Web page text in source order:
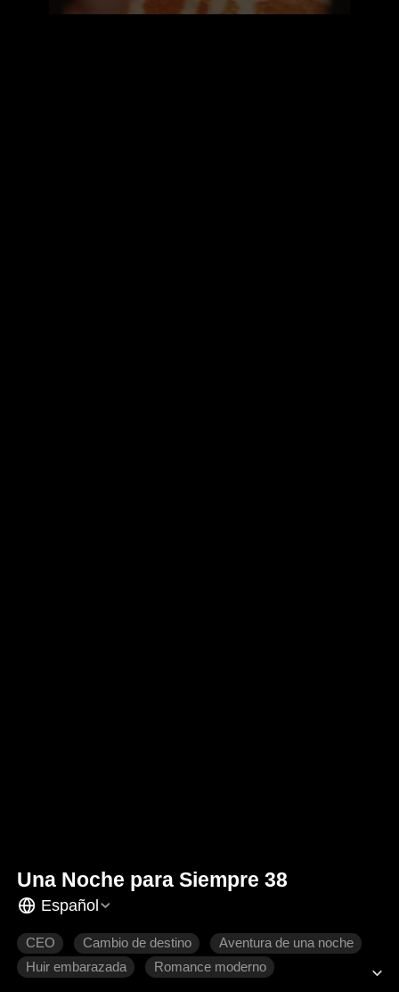
Una Noche para Siempre 38
Español
CEO Cambio de destino
Aventura de una noche
Huir embarazada
Romance moderno